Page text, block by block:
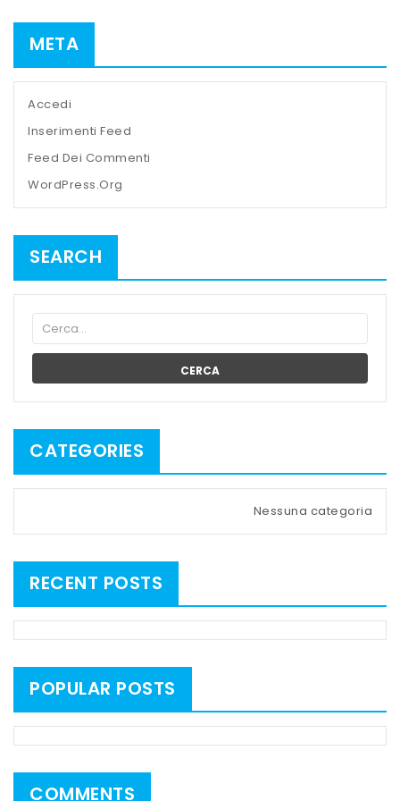
META
Accedi
Inserimenti Feed
Feed Dei Commenti
WordPress.org
SEARCH
CERCA
CATEGORIES
Nessuna categoria
RECENT POSTS
POPULAR POSTS
COMMENTS